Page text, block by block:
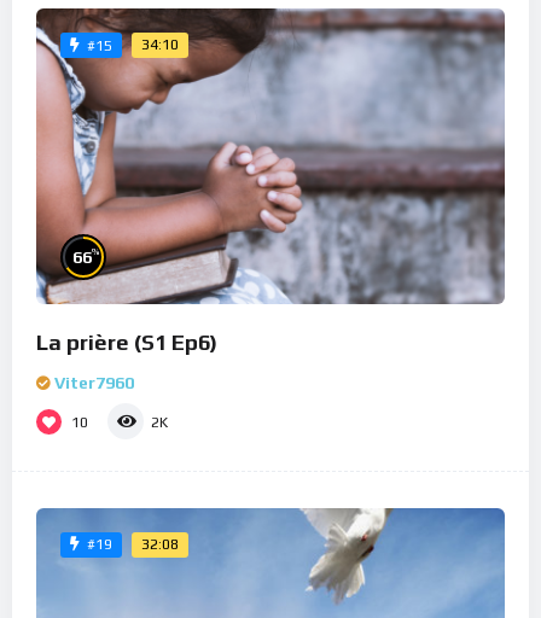
#15 34:10
66%
La prière (S1 Ep6)
Viter7960
10 2K
#19 32:08